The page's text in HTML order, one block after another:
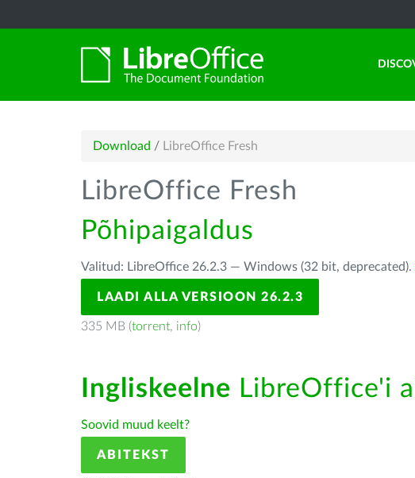
Download / LibreOffice Fresh
LibreOffice Fresh
Põhipaigaldus
Valitud: LibreOffice 26.2.3 — Windows (32 bit, deprecated).
LAADI ALLA VERSIOON 26.2.3
335 MB (torrent, info)
Ingliskeelne LibreOffice'i
Soovid muud keelt?
ABITEKST